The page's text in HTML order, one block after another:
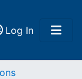
Log In(current)